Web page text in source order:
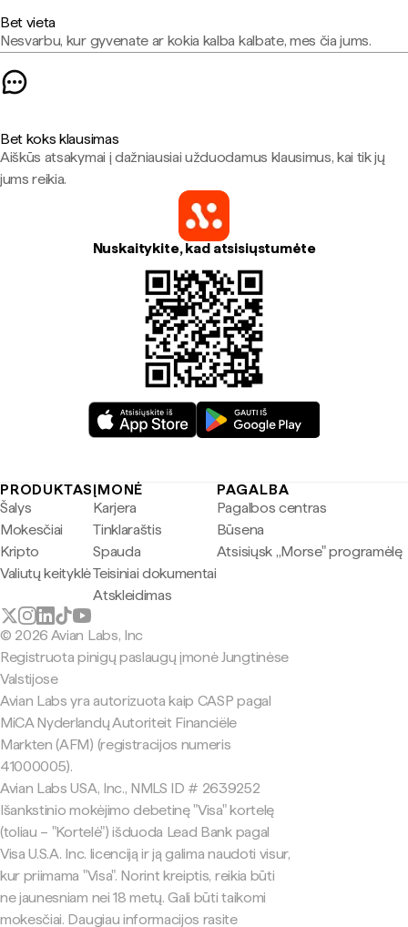
Bet vieta
Nesvarbu, kur gyvenate ar kokia kalba kalbate, mes čia jums.
Bet koks klausimas
Aiškūs atsakymai į dažniausiai užduodamus klausimus, kai tik jų
jums reikia.
Nuskaitykite, kad atsisiųstumėte
PRODUKTAS
Šalys
Mokesčiai
Kripto
Valiutų keityklė
ĮMONĖ
Karjera
Tinklaraštis
Spauda
Teisiniai dokumentai
Atskleidimas
PAGALBA
Pagalbos centras
Būsena
Atsisiųsk „Morse" programėlę
© 2026 Avian Labs, Inc
Registruota pinigų paslaugų įmonė Jungtinėse
Valstijose
Avian Labs yra autorizuota kaip CASP pagal
MiCA Nyderlandų Autoriteit Financiële
Markten (AFM) (registracijos numeris
41000005).
Avian Labs USA, Inc., NMLS ID # 2639252
Išankstinio mokėjimo debetinę "Visa" kortelę
(toliau – "Kortelė") išduoda Lead Bank pagal
Visa U.S.A. Inc. licenciją ir ją galima naudoti visur,
kur priimama "Visa". Norint kreiptis, reikia būti
ne jaunesniam nei 18 metų. Gali būti taikomi
mokesčiai. Daugiau informacijos rasite